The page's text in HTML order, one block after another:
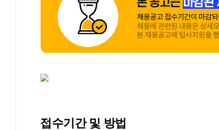
접수기간 및 방법